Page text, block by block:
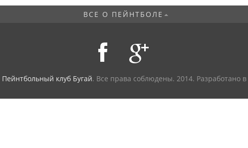
ВСЕ О ПЕЙНТБОЛЕ
Пейнтбольный клуб Бугай. Все права соблюдены. 2014. Разработано в